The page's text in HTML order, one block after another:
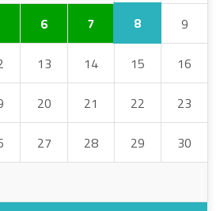
6 7 8 9
13 14 15 16
20 21 22 23
27 28 29 30